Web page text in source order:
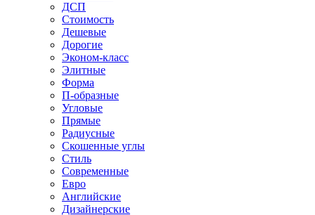
ДСП
Стоимость
Дешевые
Дорогие
Эконом-класс
Элитные
Форма
П-образные
Угловые
Прямые
Радиусные
Скошенные углы
Стиль
Современные
Евро
Английские
Дизайнерские